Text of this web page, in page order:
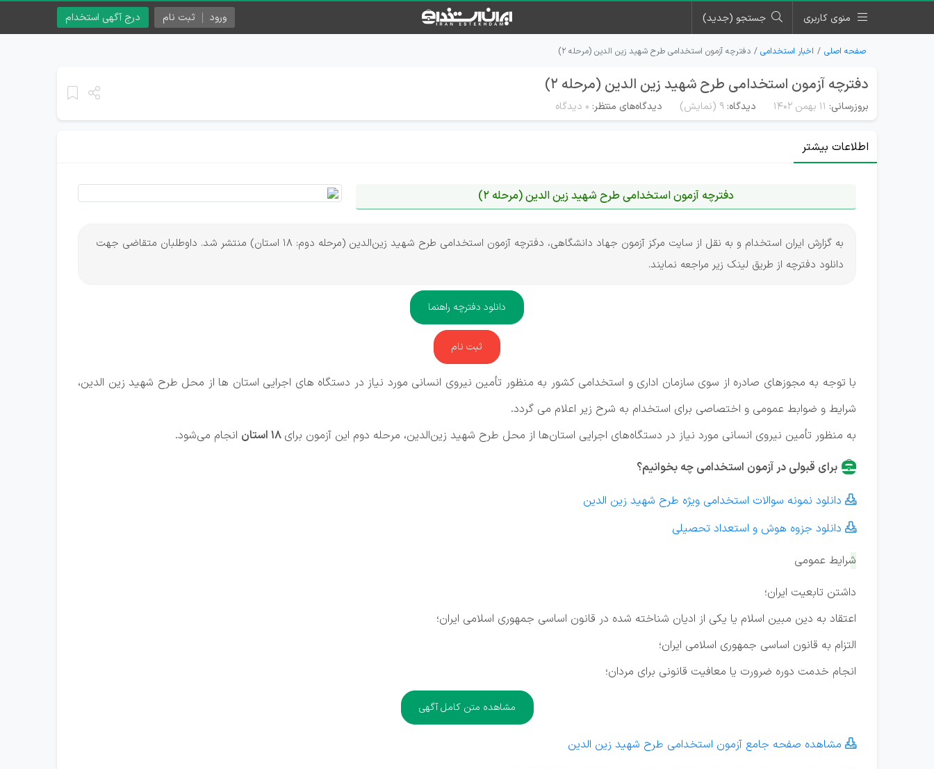
منوی کاربری جستجو (جدید) درج آگهی استخدام ورود ثبت نام
صفحه اصلی اخبار استخدامی دفترچه آزمون استخدامی طرح شهید زین الدین (مرحله ۲)
دفترچه آزمون استخدامی طرح شهید زین الدین (مرحله ۲)
بروزرسانی: ۱۱ بهمن ۱۴۰۲ دیدگاه: 9 (نمایش) دیدگاه‌های منتظر: ۰ دیدگاه
اطلاعات بیشتر
دفترچه آزمون استخدامی طرح شهید زین الدین (مرحله 2)
به گزارش ایران استخدام و به نقل از سایت مرکز آزمون جهاد دانشگاهی، دفترچه آزمون استخدامی طرح شهید زین‌الدین (مرحله دوم: 18 استان‌) منتشر شد. داوطلبان متقاضی جهت
دانلود دفترچه از طریق لینک زیر مراجعه نمایند.
دانلود دفترچه راهنما
ثبت نام
با توجه به مجوزهای صادره از سوی سازمان اداری و استخدامی کشور به منظور تأمین نیروی انسانی مورد نیاز در دستگاه های اجرایی استان ها از محل طرح شهید زین الدین،
شرایط و ضوابط عمومی و اختصاصی برای استخدام به شرح زیر اعلام می گردد.
به منظور تأمین نیروی انسانی مورد نیاز در دستگاه‌های اجرایی استان‌ها از محل طرح شهید زین‌الدین، مرحله دوم این آزمون برای
انجام می‌شود.
برای قبولی در آزمون استخدامی چه بخوانیم؟
 دانلود نمونه سوالات استخدامی ویژه طرح شهید زین الدین
 دانلود جزوه هوش و استعداد تحصیلی
شرایط عمومی
داشتن تابعیت ایران؛
اعتقاد به دین مبین اسلام یا یکی از ادیان شناخته شده در قانون اساسی جمهوری اسلامی ایران؛
التزام به قانون اساسی جمهوری اسلامی ایران؛
انجام خدمت دوره ضرورت یا معافیت قانونی برای مردان؛
مشاهده متن کامل آگهی
 مشاهده صفحه جامع آزمون استخدامی طرح شهید زین‌ الدین